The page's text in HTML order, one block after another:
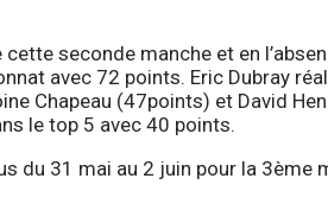
cette seconde manche et en
avec 72 points. Eric Dubray
Chapeau (47points) et David
le top 5 avec 40 points.
du 31 mai au 2 juin pour la 3ème